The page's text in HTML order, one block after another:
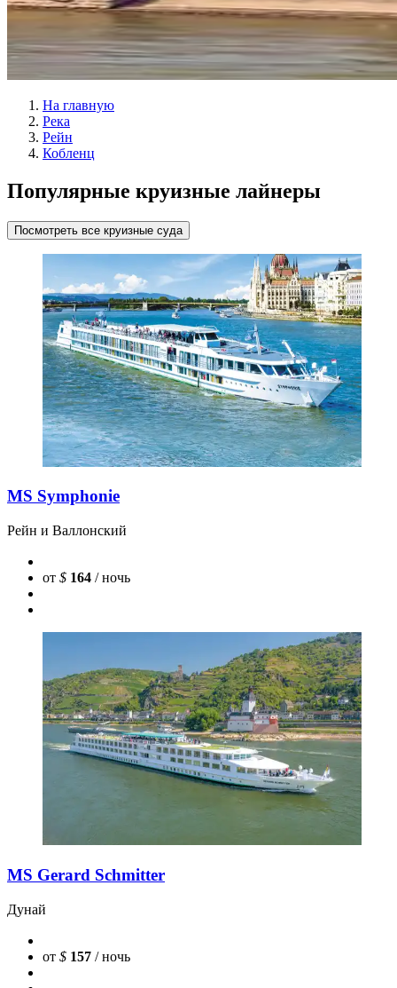
На главную
Река
Рейн
Кобленц
Популярные круизные лайнеры
Посмотреть все круизные суда
MS Symphonie
Рейн и Валлонский
от $ 164 / ночь
MS Gerard Schmitter
Дунай
от $ 157 / ночь